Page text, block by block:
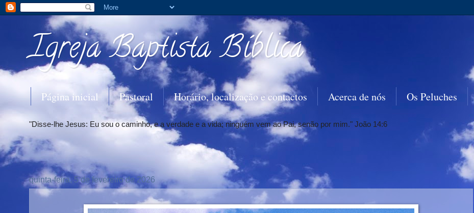
Igreja Baptista Bíblica
Página inicial Pastoral Horário, localização e contactos Acerca de nós Os Peluches
"Disse-lhe Jesus: Eu sou o caminho, e a verdade e a vida; ninguém vem ao Pai, senão por mim." João 14:6
quinta-feira, 5 de fevereiro de 2026